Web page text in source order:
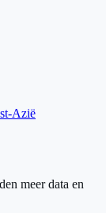
Azië
meer data en